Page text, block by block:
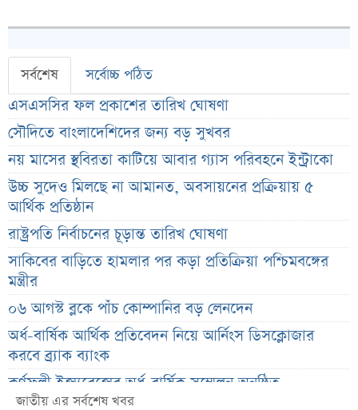
সর্বশেষ সর্বোচ্চ পঠিত
এসএসসির ফল প্রকাশের তারিখ ঘোষণা
সৌদিতে বাংলাদেশিদের জন্য বড় সুখবর
নয় মাসের স্থবিরতা কাটিয়ে আবার গ্যাস পরিবহনে ইন্ট্রাকো
উচ্চ সুদেও মিলছে না আমানত, অবসায়নের প্রক্রিয়ায় ৫
আর্থিক প্রতিষ্ঠান
রাষ্ট্রপতি নির্বাচনের চূড়ান্ত তারিখ ঘোষণা
সাকিবের বাড়িতে হামলার পর কড়া প্রতিক্রিয়া পশ্চিমবঙ্গের
মন্ত্রীর
০৬ আগস্ট ব্লকে পাঁচ কোম্পানির বড় লেনদেন
অর্ধ-বার্ষিক আর্থিক প্রতিবেদন নিয়ে আর্নিংস ডিসক্লোজার
করবে ব্র্যাক ব্যাংক
কর্ণফুলী ইন্স্যুরেন্সের অর্ধ-বার্ষিক সম্মেলন অনুষ্ঠিত
জাতীয় এর সর্বশেষ খবর